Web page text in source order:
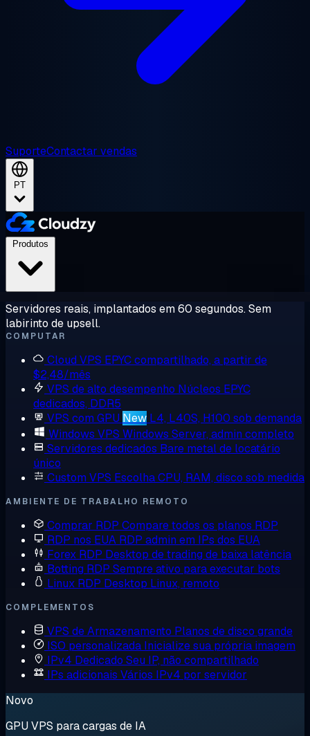
SuporteContactar vendas
PT
Servidores reais, implantados em 60 segundos. Sem
labirinto de upsell.
COMPUTAR
Cloud VPS EPYC compartilhado, a partir de
$2,48/mês
VPS de alto desempenho Núcleos EPYC
dedicados, DDR5
VPS com GPU New L4, L40S, H100 sob demanda
Windows VPS Windows Server, admin completo
Servidores dedicados Bare metal de locatário
único
Custom VPS Escolha CPU, RAM, disco sob medida
AMBIENTE DE TRABALHO REMOTO
Comprar RDP Compare todos os planos RDP
RDP nos EUA RDP admin em IPs dos EUA
Forex RDP Desktop de trading de baixa latência
Botting RDP Sempre ativo para executar bots
Linux RDP Desktop Linux, remoto
COMPLEMENTOS
VPS de Armazenamento Planos de disco grande
ISO personalizada Inicialize sua própria imagem
IPv4 Dedicado Seu IP, não compartilhado
IPs adicionais Vários IPv4 por servidor
Novo
GPU VPS para cargas de IA